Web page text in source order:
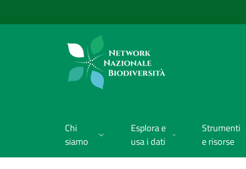
Chi
siamo
Esplora e
usa i dati
Strumenti
e risorse